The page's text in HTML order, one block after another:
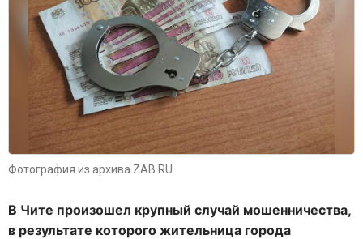
Фотография из архива ZAB.RU
В Чите произошел крупный случай мошенничества,
в результате которого жительница города